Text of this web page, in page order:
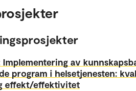
Implementering av
program i helsetjenesten:
effekt/effektivitet